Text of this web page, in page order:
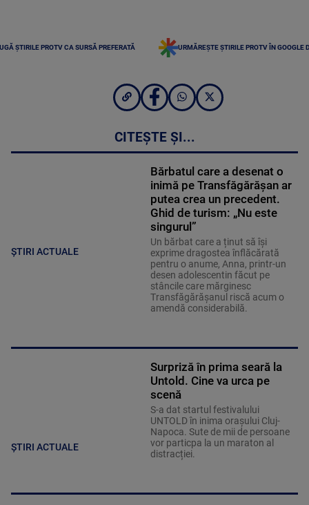
ȘTIRILE PROTV CA SURSĂ PREFERATĂ URMĂREȘTE ȘTIRILE PROTV ÎN GOOGLE
CITEȘTE ȘI...
ȘTIRI ACTUALE
Bărbatul care a desenat o
inimă pe Transfăgărășan ar
putea crea un precedent.
Ghid de turism: „Nu este
singurul”
Un bărbat care a ținut să își
exprime dragostea înflăcărată
pentru o anume, Anna, printr-un
desen adolescentin făcut pe
stâncile care mărginesc
Transfăgărășanul riscă acum o
amendă considerabilă.
ȘTIRI ACTUALE
Surpriză în prima seară la
Untold. Cine va urca pe
scenă
S-a dat startul festivalului
UNTOLD în inima orașului Cluj-
Napoca. Sute de mii de persoane
vor particpa la un maraton al
distracției.